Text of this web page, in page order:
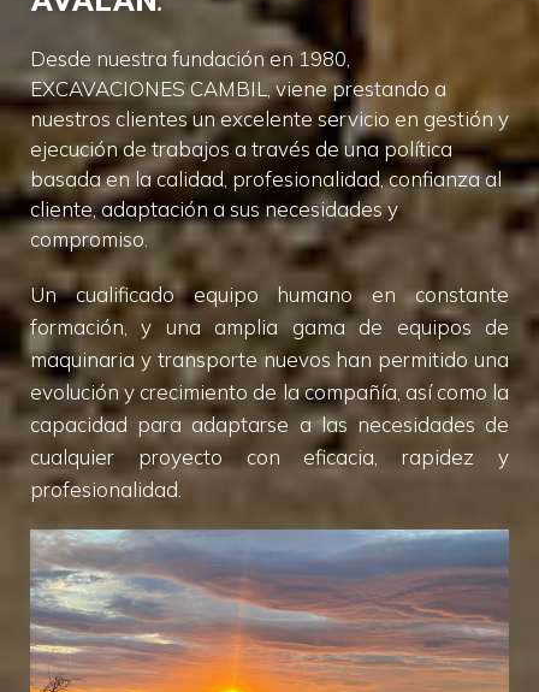
Desde nuestra fundación en 1980,
EXCAVACIONES CAMBIL, viene prestando a
nuestros clientes un excelente servicio en gestión y
ejecución de trabajos a través de una política
basada en la calidad, profesionalidad, confianza al
cliente, adaptación a sus necesidades y
compromiso.
Un cualificado equipo humano en constante
formación, y una amplia gama de equipos de
maquinaria y transporte nuevos han permitido una
evolución y crecimiento de la compañía, así como la
capacidad para adaptarse a las necesidades de
cualquier proyecto con eficacia, rapidez y
profesionalidad.